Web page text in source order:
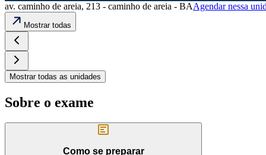
av. caminho de areia, 213 - caminho de areia - BAAgendar nessa
Mostrar todas
Mostrar todas as unidades
Sobre o exame
Como se preparar